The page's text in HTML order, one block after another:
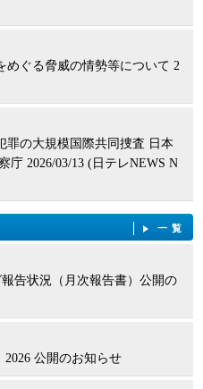
めぐる脅威の情勢等について 2
罪の大規模国際共同捜査 日本
庁 2026/03/13 (日テレNEWS N
一覧
告状況（月次報告書）公開の
公開のお知らせ